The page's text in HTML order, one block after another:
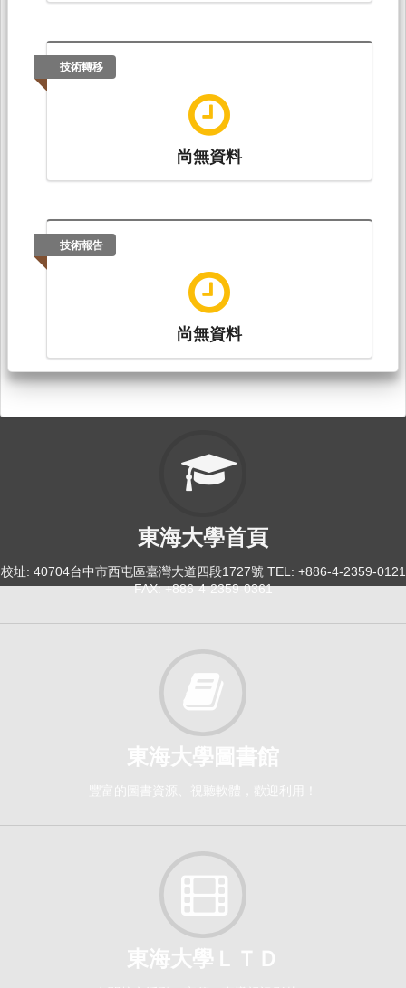
技術轉移
尚無資料
技術報告
尚無資料
東海大學首頁
校址: 40704台中市西屯區臺灣大道四段1727號 TEL: +886-4-2359-0121
FAX: +886-4-2359-0361
東海大學圖書館
豐富的圖書資源、視聽軟體，歡迎利用！
東海大學ＬＴＤ